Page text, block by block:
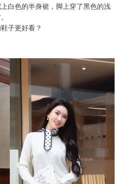
白色的半身裙，脚上穿了黑色的浅
子更好看？